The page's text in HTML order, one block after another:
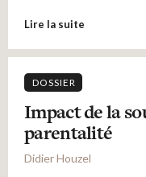
Lire la suite
DOSSIER
Impact de la
parentalité
Didier Houzel